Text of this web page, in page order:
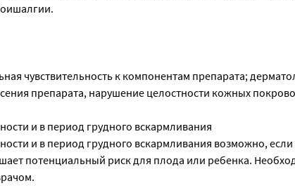
чувствительность к компонентам препарата;
препарата, нарушение целостности кожных
и в период грудного вскармливания
и в период грудного вскармливания возможно,
потенциальный риск для плода или ребенка.